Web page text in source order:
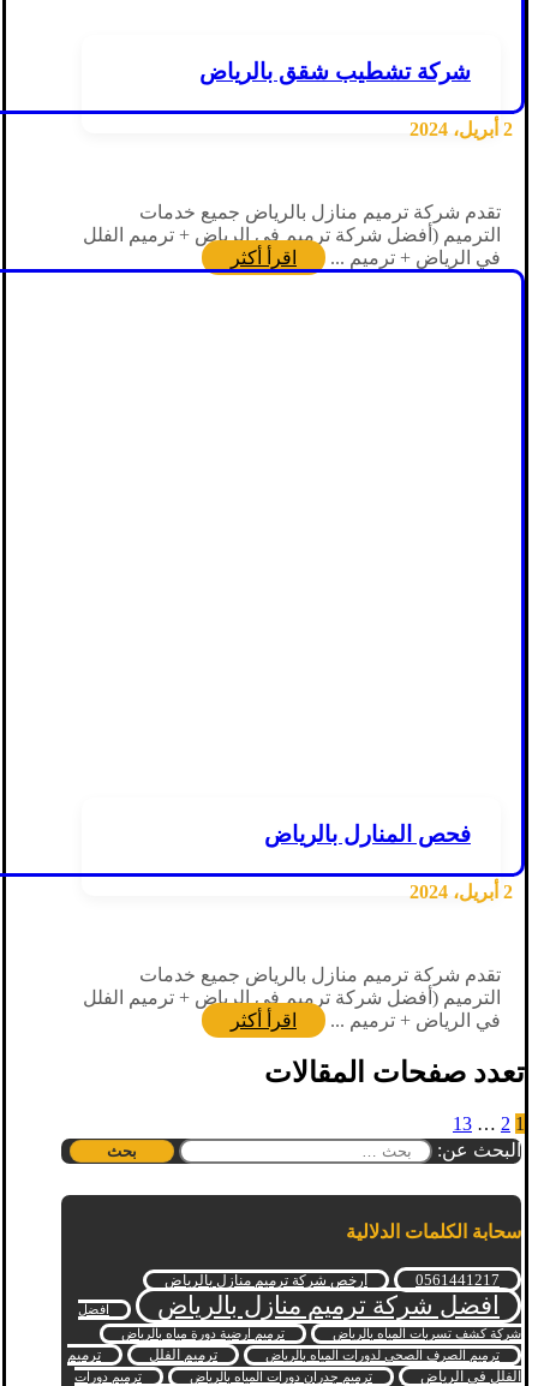
شركة تشطيب شقق بالرياض
2 أبريل، 2024
تقدم شركة ترميم منازل بالرياض جميع خدمات
الترميم (أفضل شركة ترميم في الرياض + ترميم الفلل
في الرياض + ترميم ...
اقرأ أكثر
فحص المنارل بالرياض
2 أبريل، 2024
تقدم شركة ترميم منازل بالرياض جميع خدمات
الترميم (أفضل شركة ترميم في الرياض + ترميم الفلل
في الرياض + ترميم ...
اقرأ أكثر
تعدد صفحات المقالات
1
2
…
13
البحث عن:
سحابة الكلمات الدلالية
0561441217 أرخص شركة ترميم منازل بالرياض
افضل شركة ترميم منازل بالرياض
افضل
شركة كشف تسربات المياه بالرياض
ترميم ارضية دورة مياه بالرياض
ترميم الصرف الصحي لدورات المياه بالرياض
ترميم الفلل
ترميم
الفلل في الرياض
ترميم جدران دورات المياه بالرياض ترميم دورات